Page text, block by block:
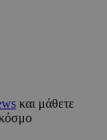
και μάθετε
κόσμο